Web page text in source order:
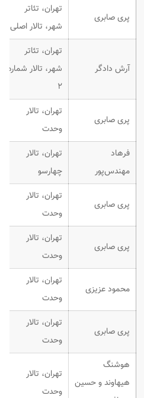
پری صابری
تهران، تئاتر
شهر، تالار اصلی
آرش دادگر
تهران، تئاتر
شهر، تالار شماره
۲
پری صابری
تهران، تالار
وحدت
فرهاد
مهندس‌پور
تهران، تالار
چهارسو
پری صابری
تهران، تالار
وحدت
پری صابری
تهران، تالار
وحدت
محمود عزیزی
تهران، تالار
وحدت
پری صابری
تهران، تالار
وحدت
هوشنگ
هیهاوند و حسین
تهران، تالار
وحدت